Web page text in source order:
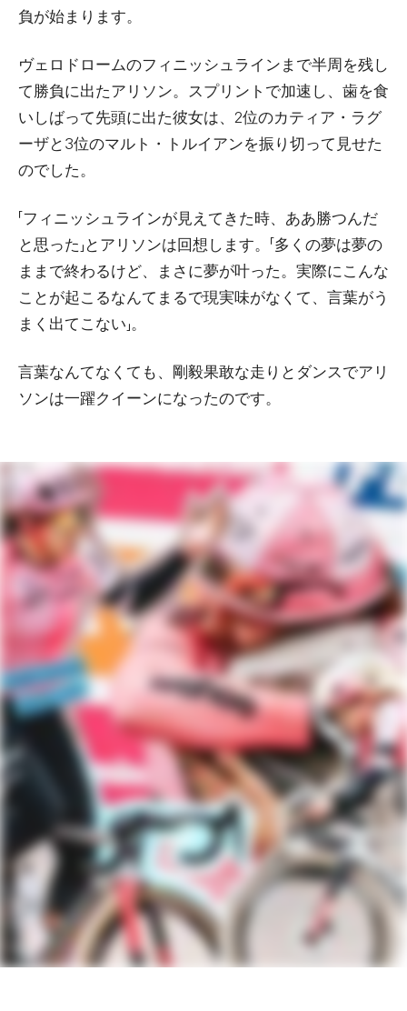
負が始まります。
ヴェロドロームのフィニッシュラインまで半周を残し
て勝負に出たアリソン。スプリントで加速し、歯を食
いしばって先頭に出た彼女は、2位のカティア・ラグ
ーザと3位のマルト・トルイアンを振り切って見せた
のでした。
「フィニッシュラインが見えてきた時、ああ勝つんだ
と思った」とアリソンは回想します。「多くの夢は夢の
ままで終わるけど、まさに夢が叶った。実際にこんな
ことが起こるなんてまるで現実味がなくて、言葉がう
まく出てこない」。
言葉なんてなくても、剛毅果敢な走りとダンスでアリ
ソンは一躍クイーンになったのです。